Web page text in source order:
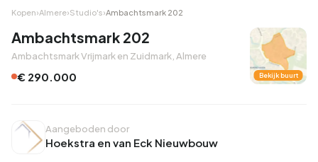
Kopen›Almere›Studio's›Ambachtsmark 202
Ambachtsmark 202
Ambachtsmark Vrijmark en Zuidmark, Almere
€ 290.000 Bekijk buurt
Aangeboden door
Hoekstra en van Eck Nieuwbouw